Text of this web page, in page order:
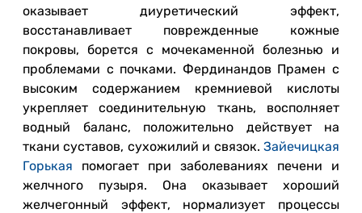
оказывает диуретический эффект,
восстанавливает поврежденные кожные
покровы, борется с мочекаменной болезнью и
проблемами с почками. Фердинандов Прамен с
высоким содержанием кремниевой кислоты
укрепляет соединительную ткань, восполняет
водный баланс, положительно действует на
ткани суставов, сухожилий и связок. Зайечицкая
Горькая помогает при заболеваниях печени и
желчного пузыря. Она оказывает хороший
желчегонный эффект, нормализует процессы